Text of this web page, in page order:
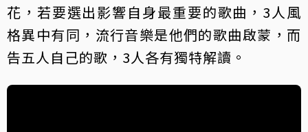
花，若要選出影響自身最重要的歌曲，3人風
格異中有同，流行音樂是他們的歌曲啟蒙，而
告五人自己的歌，3人各有獨特解讀。